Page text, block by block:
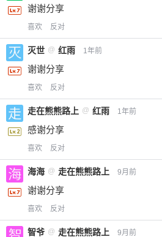
谢谢分享
喜欢 反对
灭世 @ 红雨 1年前
谢谢分享
喜欢 反对
走在熊熊路上 @ 红雨 1年前
感谢分享
喜欢 反对
海海 @ 走在熊熊路上 9月前
谢谢分享
喜欢 反对
智爷 @ 走在熊熊路上 9月前